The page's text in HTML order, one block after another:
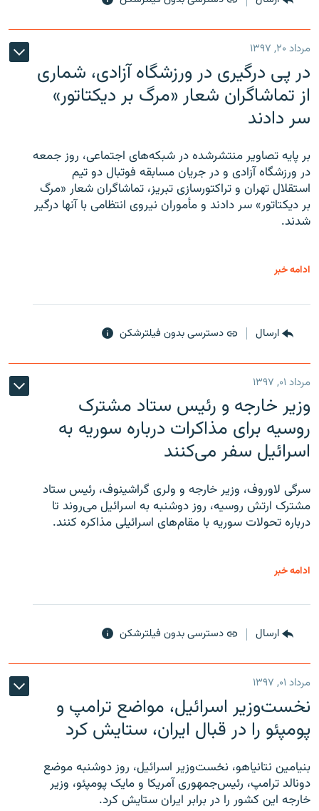
مرداد ۲۰, ۱۳۹۷
در پی درگیری در ورزشگاه آزادی، شماری
از تماشاگران شعار «مرگ بر دیکتاتور»
سر دادند
بر پایه تصاویر منتشرشده در شبکه‌های اجتماعی، روز جمعه
در ورزشگاه آزادی و در جریان مسابقه فوتبال دو تیم
استقلال تهران و تراکتورسازی تبریز، تماشاگران شعار «مرگ
بر دیکتاتور» سر دادند و مأموران نیروی انتظامی با آنها درگیر
شدند.
ادامه خبر
ارسال دسترسی بدون فیلترشکن
مرداد ۰۱, ۱۳۹۷
وزیر خارجه و رئیس‌ ستاد مشترک
روسیه برای مذاکرات درباره سوریه به
اسرائیل سفر می‌کنند
سرگی لاوروف، وزیر خارجه و ولری گراشینوف، رئیس ستاد
مشترک ارتش روسیه، روز دوشنبه به اسرائیل می‌روند تا
درباره تحولات سوریه با مقام‌های اسرائیلی مذاکره کنند.
ادامه خبر
ارسال دسترسی بدون فیلترشکن
مرداد ۰۱, ۱۳۹۷
نخست‌وزیر اسرائیل، مواضع ترامپ و
پومپئو را در قبال ایران، ستایش کرد
بنیامین نتانیاهو، نخست‌وزیر اسرائیل، روز دوشنبه موضع
دونالد ترامپ، رئیس‌جمهوری آمریکا و مایک پومپئو، وزیر
خارجه این کشور را در برابر ایران ستایش کرد.